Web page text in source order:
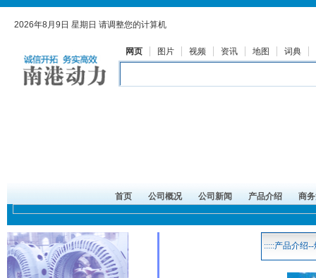
首页 公司概况 公司新闻 产品介绍 商
:::::产品介绍